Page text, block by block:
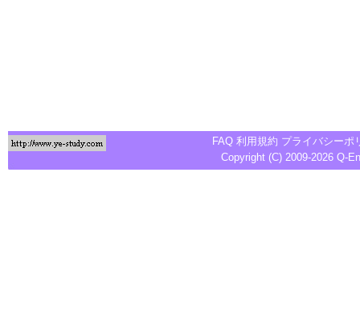
FAQ 利用規約 プライバシーポ
Copyright (C) 2009-2026 Q-